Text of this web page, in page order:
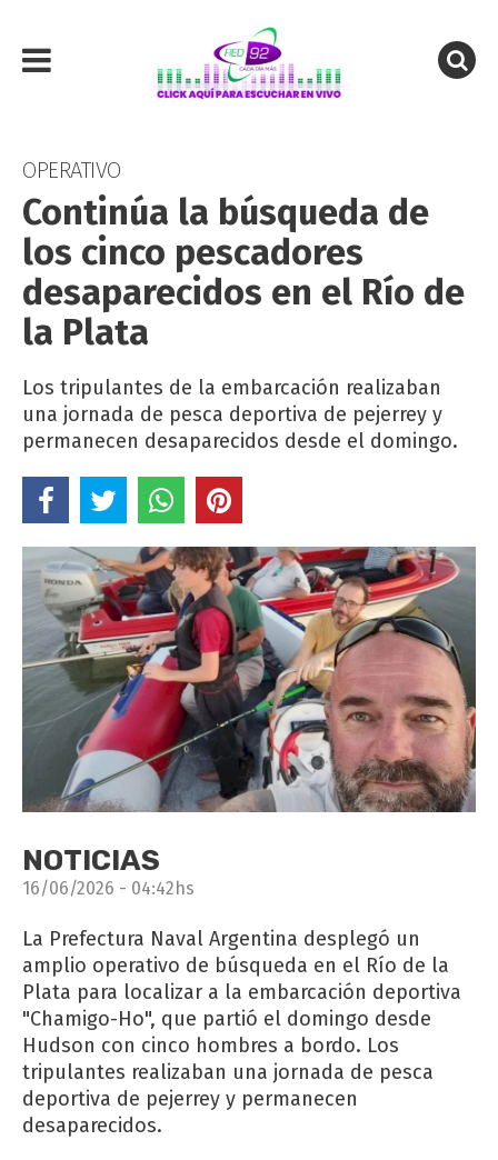
OPERATIVO
Continúa la búsqueda de
los cinco pescadores
desaparecidos en el Río de
la Plata
Los tripulantes de la embarcación realizaban
una jornada de pesca deportiva de pejerrey y
permanecen desaparecidos desde el domingo.
NOTICIAS
16/06/2026 - 04:42hs
La Prefectura Naval Argentina desplegó un
amplio operativo de búsqueda en el Río de la
Plata para localizar a la embarcación deportiva
"Chamigo-Ho", que partió el domingo desde
Hudson con cinco hombres a bordo. Los
tripulantes realizaban una jornada de pesca
deportiva de pejerrey y permanecen
desaparecidos.